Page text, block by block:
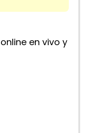
en vivo y